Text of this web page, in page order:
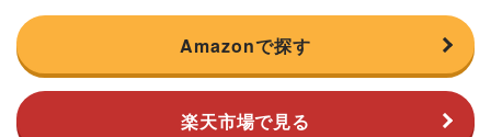
Amazonで探す
楽天市場で見る